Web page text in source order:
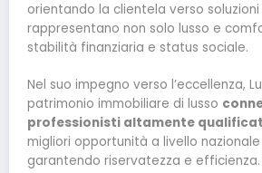
orientando la clientela verso
rappresentano non solo lusso e
stabilità finanziaria e status sociale.
Nel suo impegno verso l’eccellenza,
patrimonio immobiliare di lusso
professionisti altamente
migliori opportunità a livello
garantendo riservatezza e efficienza.